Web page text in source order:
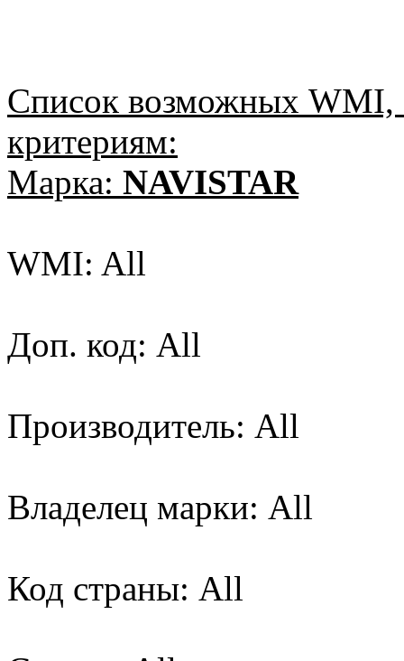
Список возможных
критериям:
Марка: NAVISTAR
WMI: All
Доп. код: All
Производитель: All
Владелец марки: All
Код страны: All